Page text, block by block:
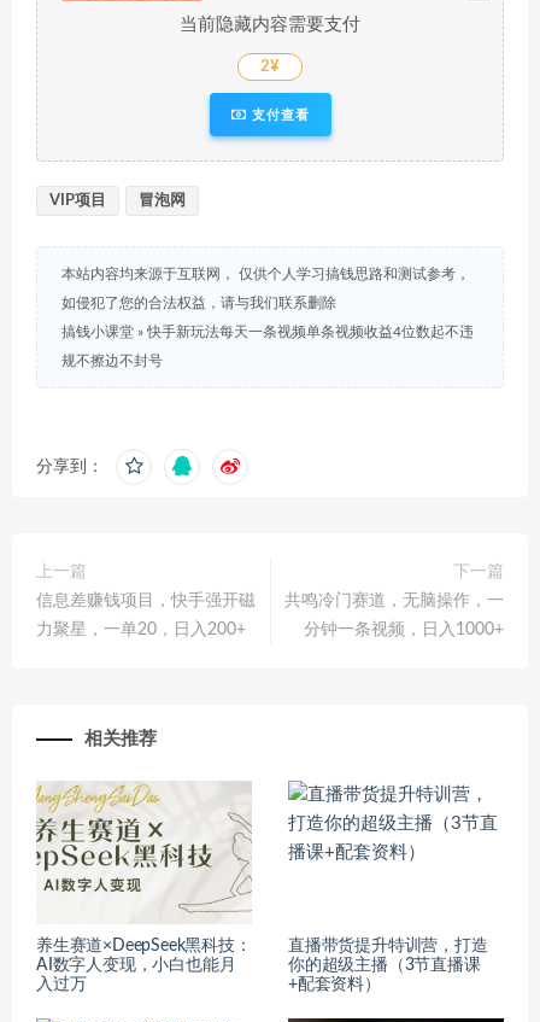
当前隐藏内容需要支付
2¥
支付查看
VIP项目 冒泡网
本站内容均来源于互联网， 仅供个人学习搞钱思路和测试参考，
如侵犯了您的合法权益，请与我们联系删除
搞钱小课堂 »快手新玩法每天一条视频单条视频收益4位数起不违
规不擦边不封号
分享到：
上一篇
信息差赚钱项目，快手强开磁
力聚星，一单20，日入200+
下一篇
共鸣冷门赛道，无脑操作，一
分钟一条视频，日入1000+
相关推荐
养生赛道×DeepSeek黑科技：
AI数字人变现，小白也能月
入过万
直播带货提升特训营，打造
你的超级主播（3节直播课
+配套资料）